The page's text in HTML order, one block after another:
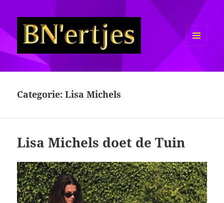
Sexy BN'ers / Bekende
Categorie:Lisa Michels
Lisa Michels doet de Tuin